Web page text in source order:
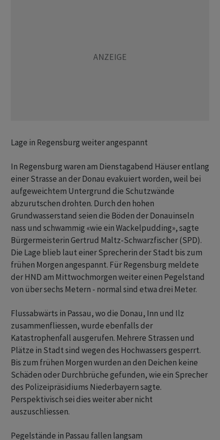
Lage in Regensburg weiter angespannt
In Regensburg waren am Dienstagabend Häuser entlang
einer Strasse an der Donau evakuiert worden, weil bei
aufgeweichtem Untergrund die Schutzwände
abzurutschen drohten. Durch den hohen
Grundwasserstand seien die Böden der Donauinseln
nass und schwammig «wie ein Wackelpudding», sagte
Bürgermeisterin Gertrud Maltz-Schwarzfischer (SPD).
Die Lage blieb laut einer Sprecherin der Stadt bis zum
frühen Morgen angespannt. Für Regensburg meldete
der HND am Mittwochmorgen weiter einen Pegelstand
von über sechs Metern - normal sind etwa drei Meter.
Flussabwärts in Passau, wo die Donau, Inn und Ilz
zusammenfliessen, wurde ebenfalls der
Katastrophenfall ausgerufen. Mehrere Strassen und
Plätze in Stadt sind wegen des Hochwassers gesperrt.
Bis zum frühen Morgen wurden an den Deichen keine
Schäden oder Durchbrüche gefunden, wie ein Sprecher
des Polizeipräsidiums Niederbayern sagte.
Perspektivisch sei dies weiter aber nicht
auszuschliessen.
Pegelstände in Passau fallen langsam